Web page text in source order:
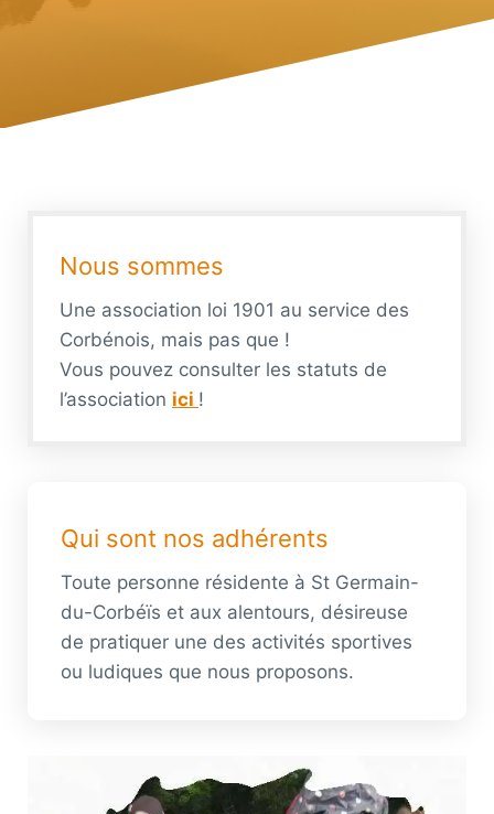
Nous sommes
Une association loi 1901 au service des
Corbénois, mais pas que !
Vous pouvez consulter les statuts de
l’association ici !
Qui sont nos adhérents
Toute personne résidente à St Germain-
du-Corbéïs et aux alentours, désireuse
de pratiquer une des activités sportives
ou ludiques que nous proposons.